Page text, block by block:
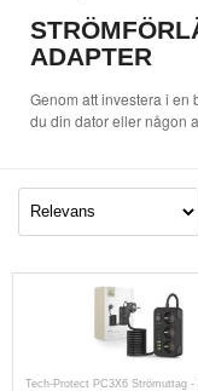
ADAPTER
Genom att investera i en
du din dator eller någon
Tech-Protect PC3X6 Strömuttag -